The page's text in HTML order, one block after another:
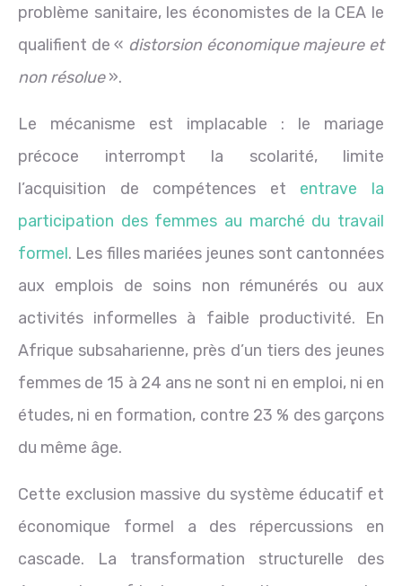
problème sanitaire, les économistes de la CEA le
qualifient de « distorsion économique majeure et
non résolue».
Le mécanisme est implacable : le mariage
précoce interrompt la scolarité, limite
l’acquisition de compétences et entrave la
participation des femmes au marché du travail
formel. Les filles mariées jeunes sont cantonnées
aux emplois de soins non rémunérés ou aux
activités informelles à faible productivité. En
Afrique subsaharienne, près d’un tiers des jeunes
femmes de 15 à 24 ans ne sont ni en emploi, ni en
études, ni en formation, contre 23 % des garçons
du même âge.
Cette exclusion massive du système éducatif et
économique formel a des répercussions en
cascade. La transformation structurelle des